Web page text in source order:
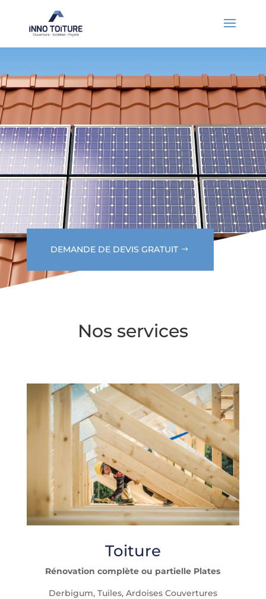
DEMANDE DE DEVIS GRATUIT
Nos services
Toiture
Rénovation complète ou partielle Plates
Derbigum, Tuiles, Ardoises Couvertures